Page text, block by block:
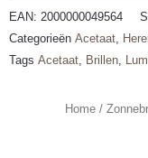
EAN: 2000000049564
Categorieën Acetaat
Tags Acetaat Brillen
Home /